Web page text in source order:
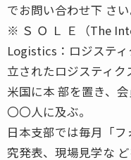
でお問い合わせ下 さい
※ Ｓ Ｏ Ｌ Ｅ（The
Logistics：ロジステ
立されたロジスティク
米国に本 部を置き、
〇〇人に及ぶ。
日本支部では毎月「
究発表、現場見学な